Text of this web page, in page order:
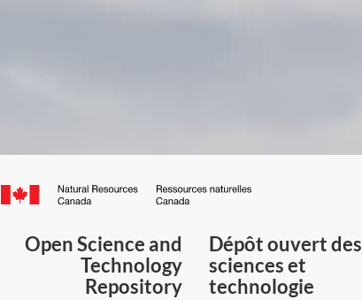
Canada.ca
du
Canada
Open Science and
Technology
Repository
Dépôt ouvert des
sciences et
technologie